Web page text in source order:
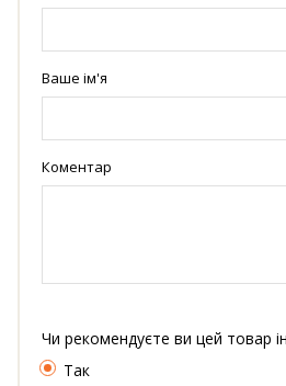
Ваше ім'я
Коментар
Чи рекомендуєте ви цей товар
Так